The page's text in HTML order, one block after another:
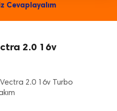
Cevaplayalım
2.0 16v
2.0 16v Turbo